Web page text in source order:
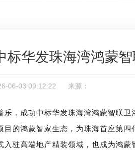
华发珠海湾鸿蒙智
06-03 09:12:22 来源：
，成功中标华发珠海湾鸿蒙智联
的鸿蒙智家生态，为珠海首座第
驻高端地产精装领域，也成为鸿